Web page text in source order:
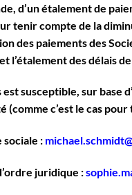
d’un étalement de
tenir compte de la
des paiements des
des délais de
est susceptible, sur base
(comme c’est le cas
sociale :
juridique :